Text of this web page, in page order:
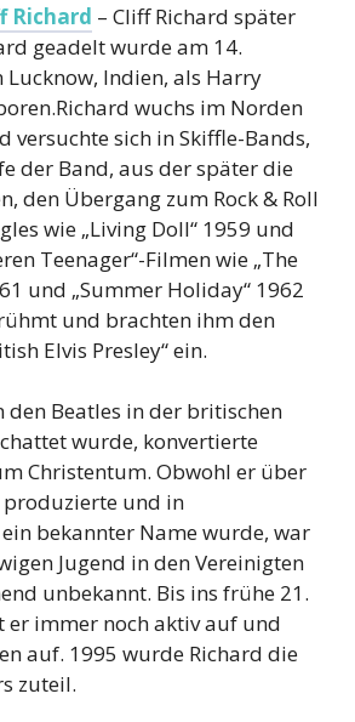
Richard – Cliff Richard später
geadelt wurde am 14.
Indien, als Harry
wuchs im Norden
versuchte sich in Skiffle-Bands,
der Band, aus der später die
den Übergang zum Rock & Roll
wie „Living Doll“ 1959 und
Teenager“-Filmen wie „The
und „Summer Holiday“ 1962
und brachten ihm den
Elvis Presley“ ein.
den Beatles in der britischen
wurde, konvertierte
Christentum. Obwohl er über
produzierte und in
bekannter Name wurde, war
Jugend in den Vereinigten
unbekannt. Bis ins frühe 21.
er immer noch aktiv auf und
auf. 1995 wurde Richard die
zuteil.